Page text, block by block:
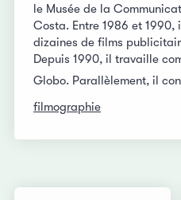
le Musée de la
Costa. Entre 1986 et 1990,
dizaines de films
Depuis 1990, il travaille
Globo. Parallèlement, il
filmographie